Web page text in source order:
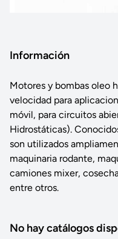
Información
Motores y bombas oleo
velocidad para
móvil, para circuitos
Hidrostáticas).
son utilizados
maquinaria rodante,
camiones mixer,
entre otros.
No hay catálogos